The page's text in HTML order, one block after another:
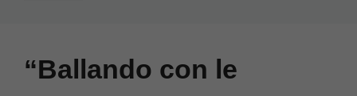
“Ballando con le